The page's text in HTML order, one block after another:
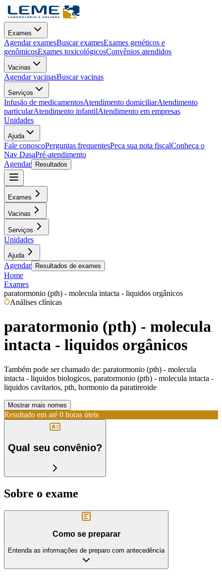
Exames
Agendar examesBuscar examesExames genéticos e
genômicosExames toxicológicosConvênios atendidos
Vacinas
Agendar vacinasBuscar vacinas
Serviços
Infusão de medicamentosAtendimento domiciliarAtendimento
particularAtendimento infantilAtendimento em empresas
Unidades
Ajuda
Fale conoscoPerguntas frequentesPeça sua nota fiscalConheça o
Nav DasaPré-atendimento
Agendar
Resultados
Exames
Vacinas
Serviços
Unidades
Ajuda
Agendar Resultados de exames
Home
Exames
paratormonio (pth) - molecula intacta - liquidos orgânicos
Análises clínicas
paratormonio (pth) - molecula
intacta - liquidos orgânicos
Também pode ser chamado de: paratormonio (pth) - molecula
intacta - liquidos biologicos, paratormonio (pth) - molecula intacta -
liquidos cavitarios, pth, hormonio da paratireoide
Mostrar mais nomes
Resultado em até 0 horas úteis
Qual seu convênio?
Sobre o exame
Como se preparar
Entenda as informações de preparo com antecedência